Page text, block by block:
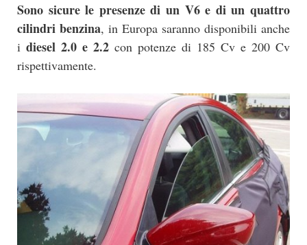
Sono sicure le presenze di un V6 e di un quattro
cilindri benzina, in Europa saranno disponibili anche
i diesel 2.0 e 2.2 con potenze di 185 Cv e 200 Cv
rispettivamente.